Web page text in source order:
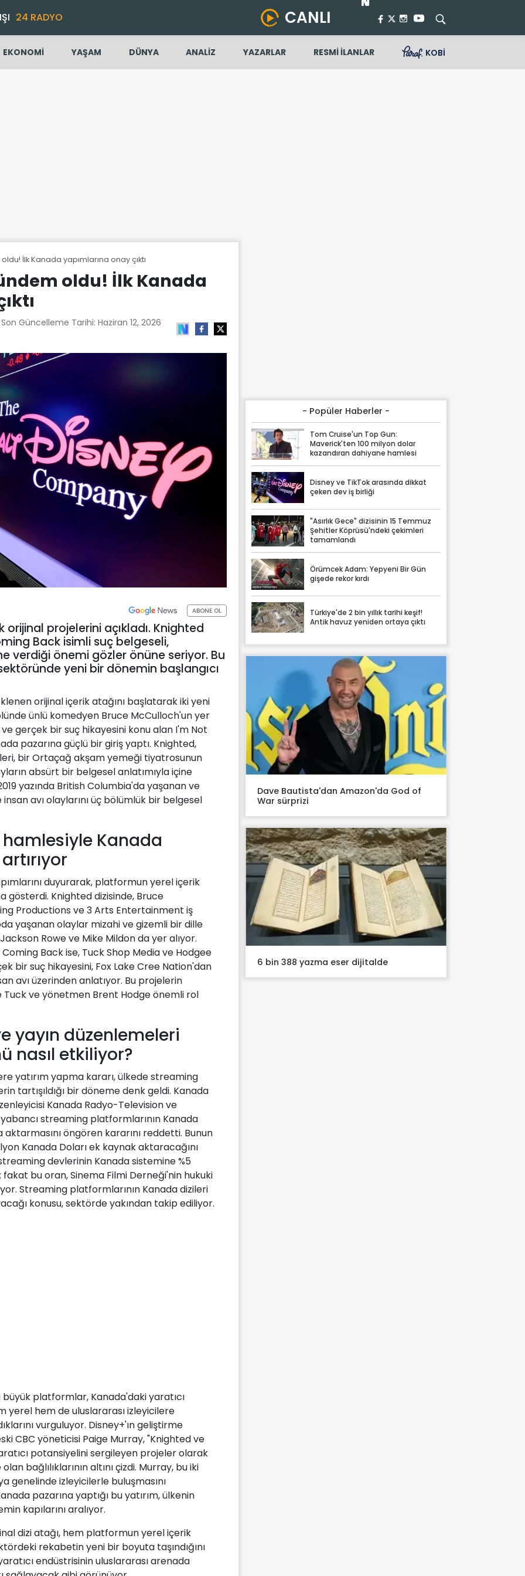
24 RADYO CANLI
EKONOMİ YAŞAM DÜNYA ANALİZ YAZARLAR RESMİ İLANLAR KOBİ
İlk Kanada yapımlarına onay çıktı
oldu! İlk Kanada
Güncelleme Tarihi: Haziran 12, 2026
ABONE OL
projelerini açıkladı. Knighted
Back isimli suç belgeseli,
verdiği önemi gözler önüne seriyor. Bu
yeni bir dönemin başlangıcı
orijinal içerik atağını başlatarak iki yeni
ünlü komedyen Bruce McCulloch'un yer
ve gerçek bir suç hikayesini konu alan I'm Not
pazarına güçlü bir giriş yaptı. Knighted,
bir Ortaçağ akşam yemeği tiyatrosunun
absürt bir belgesel anlatımıyla içine
yazında British Columbia'da yaşanan ve
avı olaylarını üç bölümlük bir belgesel
Kanada
duyurarak, platformun yerel içerik
gösterdi. Knighted dizisinde, Bruce
Productions ve 3 Arts Entertainment iş
yaşanan olaylar mizahi ve gizemli bir dille
Rowe ve Mike Mildon da yer alıyor.
Back ise, Tuck Shop Media ve Hodgee
bir suç hikayesini, Fox Lake Cree Nation'dan
avı üzerinden anlatıyor. Bu projelerin
Tuck ve yönetmen Brent Hodge önemli rol
yayın düzenlemeleri
nasıl etkiliyor?
yatırım yapma kararı, ülkede streaming
tartışıldığı bir döneme denk geldi. Kanada
Kanada Radyo-Television ve
streaming platformlarının Kanada
öngören kararını reddetti. Bunun
Kanada Doları ek kaynak aktaracağını
devlerinin Kanada sistemine %5
bu oran, Sinema Filmi Derneği'nin hukuki
Streaming platformlarının Kanada dizileri
konusu, sektörde yakından takip ediliyor.
platformlar, Kanada'daki yaratıcı
hem de uluslararası izleyicilere
vurguluyor. Disney+'ın geliştirme
CBC yöneticisi Paige Murray, "Knighted ve
potansiyelini sergileyen projeler olarak
bağlılıklarının altını çizdi. Murray, bu iki
genelinde izleyicilerle buluşmasını
pazarına yaptığı bu yatırım, ülkenin
kapılarını aralıyor.
dizi atağı, hem platformun yerel içerik
rekabetin yeni bir boyuta taşındığını
endüstrisinin uluslararası arenada
- Popüler Haberler -
Tom Cruise'un Top Gun:
Maverick'ten 100 milyon dolar
kazandıran dahiyane hamlesi
Disney ve TikTok arasında dikkat
çeken dev iş birliği
"Asırlık Gece" dizisinin 15 Temmuz
Şehitler Köprüsü'ndeki çekimleri
tamamlandı
Örümcek Adam: Yepyeni Bir Gün
gişede rekor kırdı
Türkiye'de 2 bin yıllık tarihi keşif!
Antik havuz yeniden ortaya çıktı
Dave Bautista'dan Amazon'da God of
War sürprizi
6 bin 388 yazma eser dijitalde